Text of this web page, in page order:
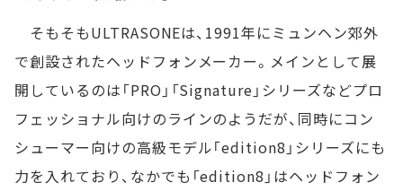
そもそもULTRASONEは、1991年にミュンヘン郊外
で創設されたヘッドフォンメーカー。メインとして展
開しているのは「PRO」「Signature」シリーズなどプロ
フェッショナル向けのラインのようだが、同時にコン
シューマー向けの高級モデル「edition8」シリーズにも
力を入れており、なかでも「edition8」はヘッドフォン